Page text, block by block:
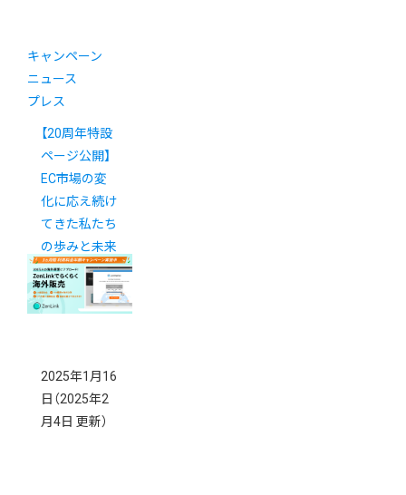
キャンペーン
ニュース
プレス
【20周年特設
ページ公開】
EC市場の変
化に応え続け
てきた私たち
の歩みと未来
への展望
2025年1月16
日 （2025年2
月4日 更新）